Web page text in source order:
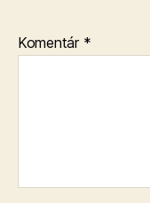
Komentár *